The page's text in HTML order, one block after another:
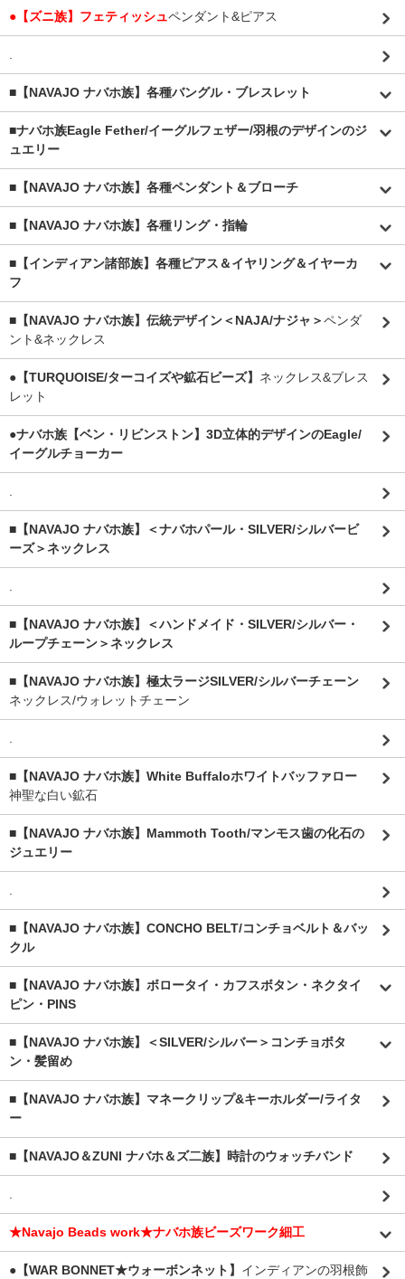
●【ズニ族】フェティッシュペンダント&ピアス
.
■【NAVAJO ナバホ族】各種バングル・ブレスレット
■ナバホ族Eagle Fether/イーグルフェザー/羽根のデザインのジ
ュエリー
■【NAVAJO ナバホ族】各種ペンダント＆ブローチ
■【NAVAJO ナバホ族】各種リング・指輪
■【インディアン諸部族】各種ピアス＆イヤリング＆イヤーカ
フ
■【NAVAJO ナバホ族】伝統デザイン＜NAJA/ナジャ＞ペンダ
ント&ネックレス
●【TURQUOISE/ターコイズや鉱石ビーズ】 ネックレス&ブレス
レット
●ナバホ族【ベン・リビンストン】3D立体的デザインのEagle/
イーグルチョーカー
.
■【NAVAJO ナバホ族】＜ナバホパール・SILVER/シルバービ
ーズ＞ネックレス
.
■【NAVAJO ナバホ族】＜ハンドメイド・SILVER/シルバー・
ループチェーン＞ネックレス
■【NAVAJO ナバホ族】極太ラージSILVER/シルバーチェーン
ネックレス/ウォレットチェーン
.
■【NAVAJO ナバホ族】White Buffaloホワイトバッファロー
神聖な白い鉱石
■【NAVAJO ナバホ族】Mammoth Tooth/マンモス歯の化石の
ジュエリー
.
■【NAVAJO ナバホ族】CONCHO BELT/コンチョベルト＆バッ
クル
■【NAVAJO ナバホ族】ボロータイ・カフスボタン・ネクタイ
ピン・PINS
■【NAVAJO ナバホ族】＜SILVER/シルバー＞コンチョボタ
ン・髪留め
■【NAVAJO ナバホ族】マネークリップ&キーホルダー/ライタ
ー
■【NAVAJO＆ZUNI ナバホ＆ズ二族】時計のウォッチバンド
.
★Navajo Beads work★ナバホ族ビーズワーク細工
●【WAR BONNET★ウォーボンネット】 インディアンの羽根飾